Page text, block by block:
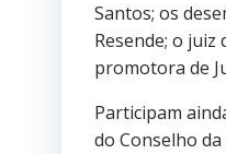
Santos; os
Resende; o
promotora de
Participam
do Conselho